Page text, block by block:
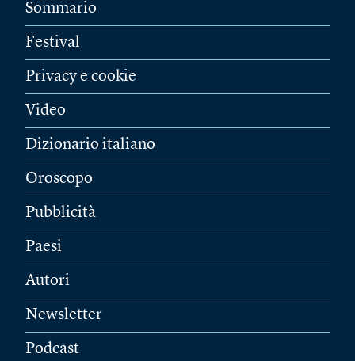
Sommario
Festival
Privacy e cookie
Video
Dizionario italiano
Oroscopo
Pubblicità
Paesi
Autori
Newsletter
Podcast